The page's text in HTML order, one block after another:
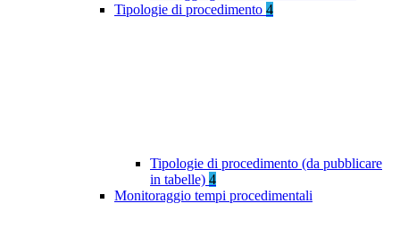
Tipologie di procedimento 4
Tipologie di procedimento (da pubblicare
in tabelle) 4
Monitoraggio tempi procedimentali